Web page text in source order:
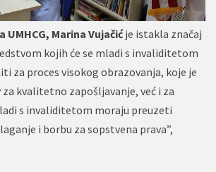
Marina Vujačićje istakla značaj
kojih će se mladi s invaliditetom
za proces visokog obrazovanja, koje je
kvalitetno zapošljavanje, već i za
s invaliditetom moraju preuzeti
i borbu za sopstvena prava”,